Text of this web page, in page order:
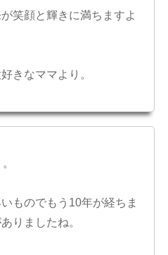
笑顔と輝きに満ちますよ
きなママより。
ものでもう10年が経ちま
りましたね。